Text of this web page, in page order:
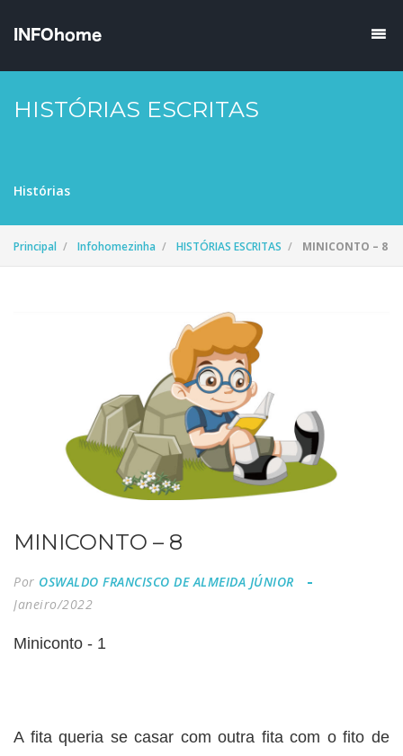
HISTÓRIAS ESCRITAS
Histórias
Principal Infohomezinha HISTÓRIAS ESCRITAS MINICONTO – 8
MINICONTO – 8
Por OSWALDO FRANCISCO DE ALMEIDA JÚNIOR
Janeiro/2022
Miniconto - 1
A fita queria se casar com outra fita com o fito de